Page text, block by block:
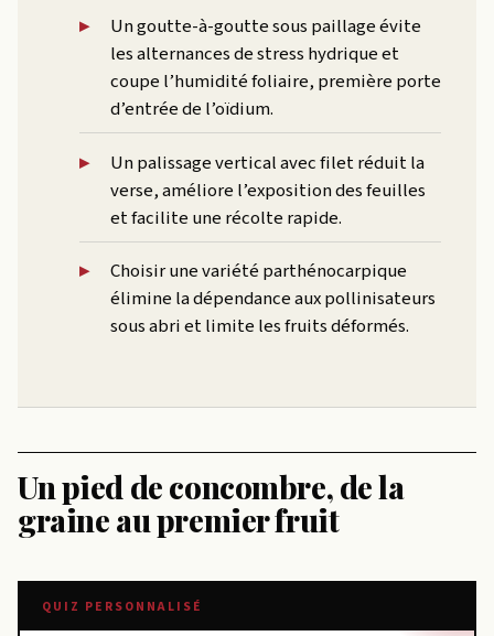
Un goutte-à-goutte sous paillage évite
les alternances de stress hydrique et
coupe l’humidité foliaire, première porte
d’entrée de l’oïdium.
Un palissage vertical avec filet réduit la
verse, améliore l’exposition des feuilles
et facilite une récolte rapide.
Choisir une variété parthénocarpique
élimine la dépendance aux pollinisateurs
sous abri et limite les fruits déformés.
Un pied de concombre, de la
graine au premier fruit
QUIZ PERSONNALISÉ